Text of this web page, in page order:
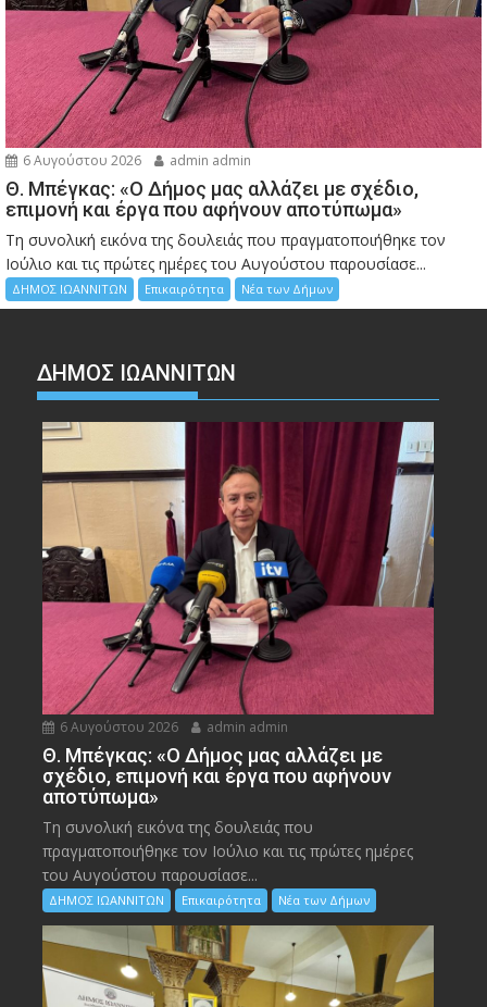
6 Αυγούστου 2026 admin admin
Θ. Μπέγκας: «Ο Δήμος μας αλλάζει με σχέδιο,
επιμονή και έργα που αφήνουν αποτύπωμα»
Τη συνολική εικόνα της δουλειάς που πραγματοποιήθηκε τον
Ιούλιο και τις πρώτες ημέρες του Αυγούστου παρουσίασε...
ΔΗΜΟΣ ΙΩΑΝΝΙΤΩΝ Επικαιρότητα Νέα των Δήμων
ΔΗΜΟΣ ΙΩΑΝΝΙΤΩΝ
6 Αυγούστου 2026 admin admin
Θ. Μπέγκας: «Ο Δήμος μας αλλάζει με
σχέδιο, επιμονή και έργα που αφήνουν
αποτύπωμα»
Τη συνολική εικόνα της δουλειάς που
πραγματοποιήθηκε τον Ιούλιο και τις πρώτες ημέρες
του Αυγούστου παρουσίασε...
ΔΗΜΟΣ ΙΩΑΝΝΙΤΩΝ Επικαιρότητα Νέα των Δήμων